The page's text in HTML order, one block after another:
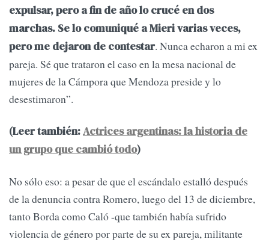
expulsar, pero a fin de año lo crucé en dos
marchas. Se lo comuniqué a Mieri varias veces,
pero me dejaron de contestar. Nunca echaron a mi ex
pareja. Sé que trataron el caso en la mesa nacional de
mujeres de la Cámpora que Mendoza preside y lo
desestimaron”.
(Leer también:Actrices argentinas: la historia de
un grupo que cambió todo)
No sólo eso: a pesar de que el escándalo estalló después
de la denuncia contra Romero, luego del 13 de diciembre,
tanto Borda como Caló -que también había sufrido
violencia de género por parte de su ex pareja, militante